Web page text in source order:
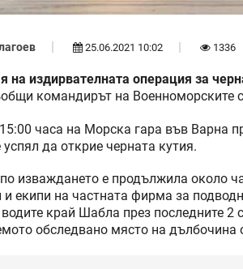
25.06.2021 10:02 1336
на издирвателната операция за
командирът на Военноморските
часа на Морска гара във Варна
успял да открие черната кутия.
изваждането е продължила около
екипи на частната фирма за
край Шабла през последните 2
обследвано място на дълбочина